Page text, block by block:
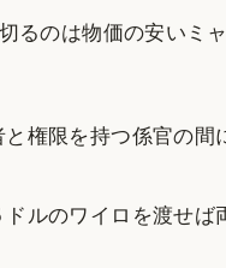
るのは物価の安いミ
権限を持つ係官の間
ルのワイロを渡せば